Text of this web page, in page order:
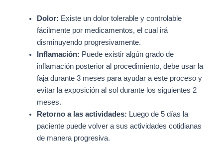
Dolor: Existe un dolor tolerable y controlable
fácilmente por medicamentos, el cual irá
disminuyendo progresivamente.
Inflamación: Puede existir algún grado de
inflamación posterior al procedimiento, debe usar la
faja durante 3 meses para ayudar a este proceso y
evitar la exposición al sol durante los siguientes 2
meses.
Retorno a las actividades: Luego de 5 días la
paciente puede volver a sus actividades cotidianas
de manera progresiva.